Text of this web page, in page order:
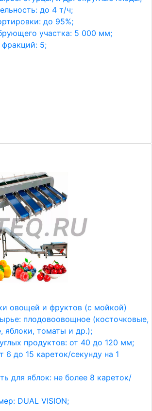
до 4 т/ч;
до 95%;
участка: 5 000 мм;
фракций: 5;
овощей и фруктов (с мойкой)
плодовоовощное (косточковые,
яблоки, томаты и др.);
продуктов: от 40 до 120 мм;
6 до 15 кареток/секунду на 1
для яблок: не более 8 кареток/
DUAL VISION;